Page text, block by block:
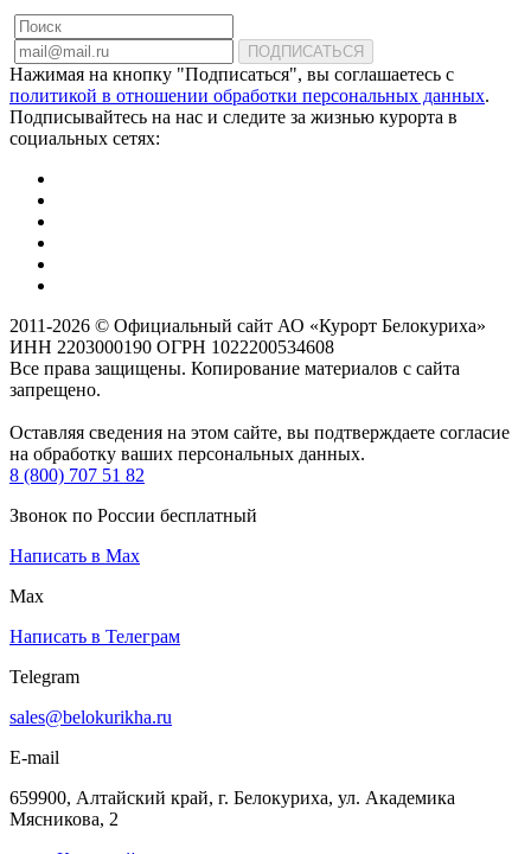
ПОДПИСАТЬСЯ
Нажимая на кнопку "Подписаться", вы соглашаетесь с
политикой в отношении обработки персональных данных.
Подписывайтесь на нас и следите за жизнью курорта в
социальных сетях:
2011-2026 © Официальный сайт АО «Курорт Белокуриха»
ИНН 2203000190 ОГРН 1022200534608
Все права защищены. Копирование материалов с сайта
запрещено.
Оставляя сведения на этом сайте, вы подтверждаете согласие
на обработку ваших персональных данных.
8 (800) 707 51 82
Звонок по России бесплатный
Написать в Max
Max
Написать в Телеграм
Telegram
sales@belokurikha.ru
E-mail
659900, Алтайский край, г. Белокуриха, ул. Академика
Мясникова, 2